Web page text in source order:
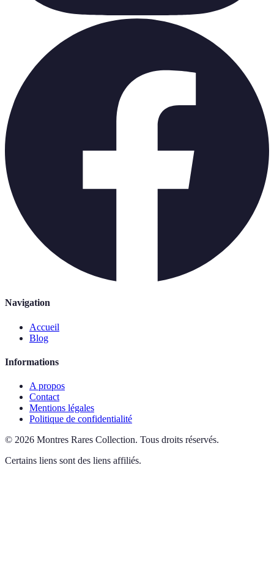
Navigation
Accueil
Blog
Informations
A propos
Contact
Mentions légales
Politique de confidentialité
© 2026 Montres Rares Collection. Tous droits réservés.
Certains liens sont des liens affiliés.